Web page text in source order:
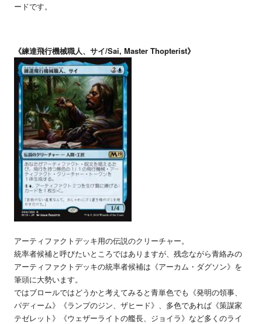
ードです。
《練達飛行機械職人、サイ/Sai, Master Thopterist》
アーティファクトデッキ用の伝説のクリーチャー。
統率者候補と呼びたいところではありますが、残念ながら青絡みの
アーティファクトデッキの統率者候補は《アーカム・ダグソン》を
筆頭に大勢います。
ではブロールではどうかと考えてみると青単色でも《発明の領事、
パディーム》《ランプのジン、ザヒード》、多色であれば《策謀家
テゼレット》《ウェザーライトの艦長、ジョイラ》など多くのライ